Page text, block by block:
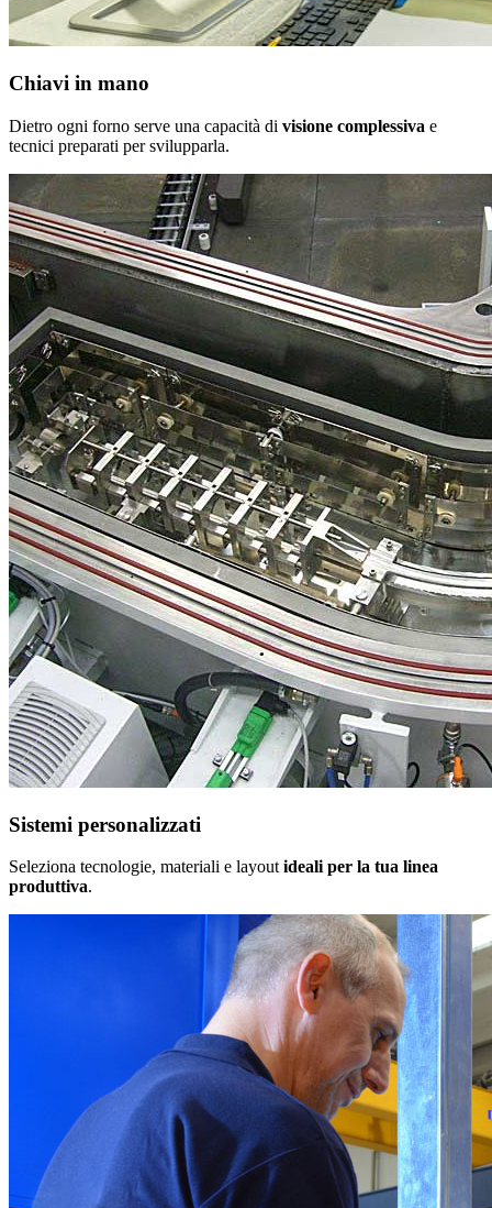
Chiavi in mano
Dietro ogni forno serve una capacità di visione complessiva e
tecnici preparati per svilupparla.
Sistemi personalizzati
Seleziona tecnologie, materiali e layout ideali per la tua linea
produttiva.